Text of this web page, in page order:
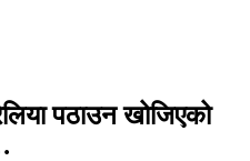
पठाउन खोजिएको